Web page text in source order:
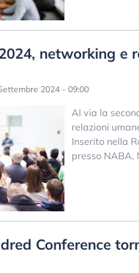
networking e
2024 - 09:00
Al via la
relazioni
Inserito nella
presso NABA,
Conference